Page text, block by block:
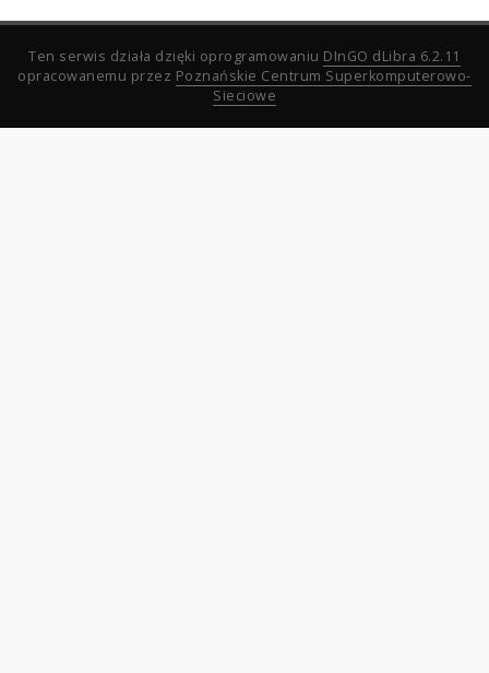
Ten serwis działa dzięki oprogramowaniu DInGO dLibra 6.2.11
opracowanemu przez Poznańskie Centrum Superkomputerowo-
Sieciowe